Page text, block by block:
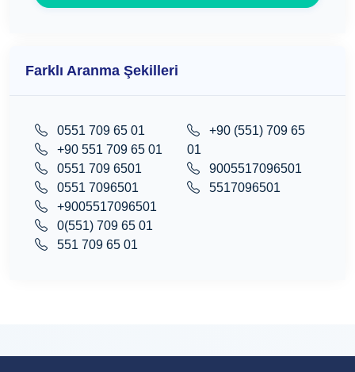
Farklı Aranma Şekilleri
0551 709 65 01
+90 551 709 65 01
0551 709 6501
0551 7096501
+90 (551) 709 65
01
9005517096501
5517096501
+9005517096501
0(551) 709 65 01
551 709 65 01